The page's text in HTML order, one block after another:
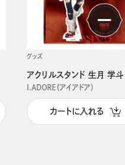
グッズ
アクリルスタンド 生月 学斗
I.ADORE（アイアドア）
カートに入れる